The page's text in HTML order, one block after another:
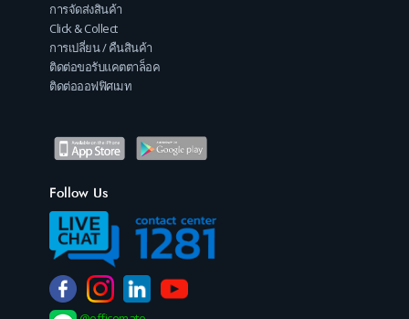
การจัดส่งสินค้า
Click & Collect
การเปลี่ยน / คืนสินค้า
ติดต่อขอรับแคตตาล็อค
ติดต่อออฟฟิศเมท
Follow Us